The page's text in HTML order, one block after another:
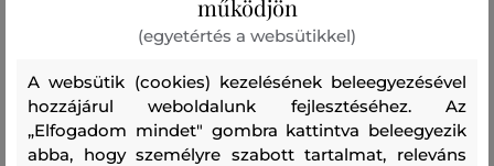
44 990 Ft
31 490 Ft
Elérhető méretek:
36, 38 , 40 , 42 +1 további
SZOKNYA DIESEL DE-ANNIE-S3
SKIRT
99 990 Ft
Elérhető méretek:
24, 25 26, 27, 28 +3 további
működjön
(egyetértés a websütikkel)
A websütik (cookies) kezelésének beleegyezésével
hozzájárul weboldalunk fejlesztéséhez. Az
„Elfogadom mindet" gombra kattintva beleegyezik
abba, hogy személyre szabott tartalmat, releváns